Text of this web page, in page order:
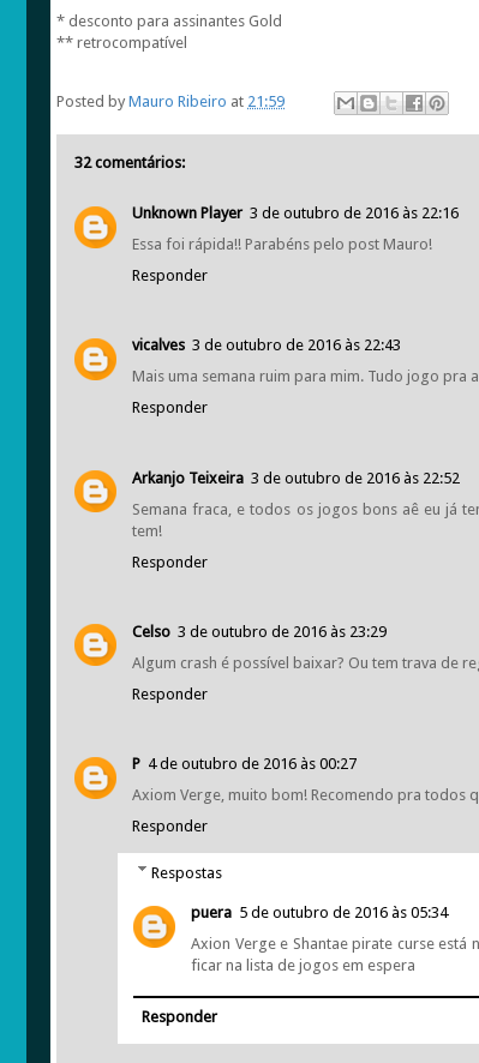
* desconto para assinantes Gold
** retrocompatível
Posted by Mauro Ribeiro at 21:59
32 comentários:
Unknown Player 3 de outubro de 2016 às 22:16
Essa foi rápida!! Parabéns pelo post Mauro!
Responder
vicalves 3 de outubro de 2016 às 22:43
Mais uma semana ruim para mim. Tudo jogo pra
Responder
Arkanjo Teixeira 3 de outubro de 2016 às 22:52
Semana fraca, e todos os jogos bons aê eu já
tem!
Responder
Celso 3 de outubro de 2016 às 23:29
Algum crash é possível baixar? Ou tem trava de
Responder
P 4 de outubro de 2016 às 00:27
Axiom Verge, muito bom! Recomendo pra todos
Responder
Respostas
puera 5 de outubro de 2016 às 05:34
Axion Verge e Shantae pirate curse está
ficar na lista de jogos em espera
Responder